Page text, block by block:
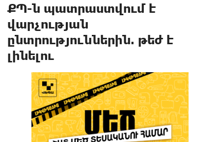
ՔՊ-ն պատրաստվում է
վարչության
ընտրություններին. թեժ է
լինելու